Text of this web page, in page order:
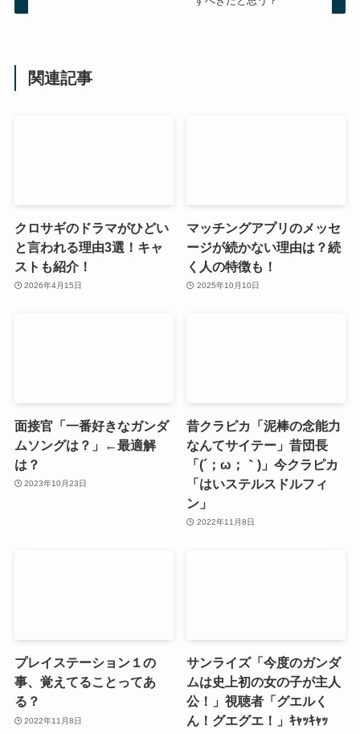
関連記事
クロサギのドラマがひどい
と言われる理由3選！キャ
ストも紹介！
2026年4月15日
マッチングアプリのメッセ
ージが続かない理由は？続
く人の特徴も！
2025年10月10日
面接官「一番好きなガンダ
ムソングは？」←最適解
は？
2023年10月23日
昔クラピカ「泥棒の念能力
なんてサイテー」昔団長
「(´；ω；｀)」今クラピカ
「はいステルスドルフィ
ン」
2022年11月8日
プレイステーション１の
事、覚えてることってあ
る？
2022年11月8日
サンライズ「今度のガンダ
ムは史上初の女の子が主人
公！」視聴者「グエルく
ん！グエグエ！」ｷｬｯｷｬｯ